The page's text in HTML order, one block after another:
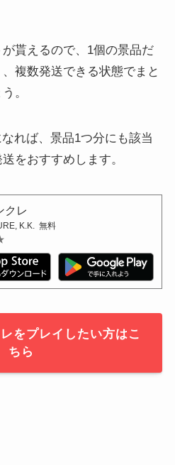
貰えるので、1個の景品だ
複数発送できる状態でまと
。
れば、景品1つ分にも該当
をおすすめします。
クレ
K.K. 無料
をプレイしたい方はこ
ちら